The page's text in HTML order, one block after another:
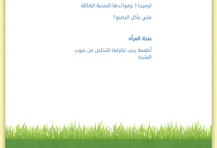
اوميجا 3 وفوائدها الصحية الهامّة
متي يأكل الرضيع؟
صحة المرأه
أطعمة يجب تناولها للتخلص من حبوب
البشرة